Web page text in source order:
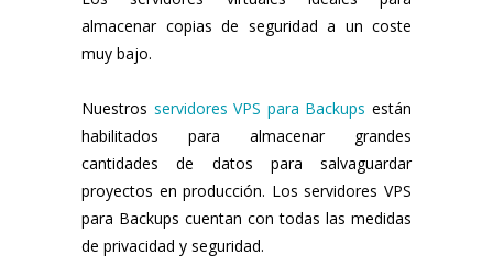
almacenar copias de seguridad a un coste
muy bajo.
Nuestros servidores VPS para Backups están
habilitados para almacenar grandes
cantidades de datos para salvaguardar
proyectos en producción. Los servidores VPS
para Backups cuentan con todas las medidas
de privacidad y seguridad.